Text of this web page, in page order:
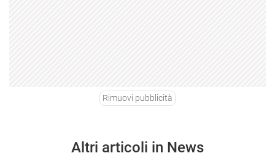
Rimuovi pubblicità
Altri articoli in News